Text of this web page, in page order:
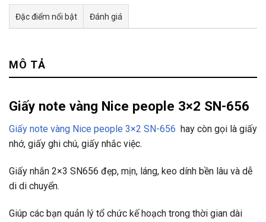
Đặc điểm nổi bật Đánh giá
MÔ TẢ
Giấy note vàng Nice people 3×2 SN-656
Giấy note vàng Nice people 3×2 SN-656 hay còn gọi là giấy
nhớ, giấy ghi chú, giấy nhắc việc.
Giấy nhắn 2×3 SN656 đẹp, mịn, láng, keo dính bền lâu và dễ
di di chuyển.
Giúp các bạn quản lý tổ chức kế hoạch trong thời gian dài